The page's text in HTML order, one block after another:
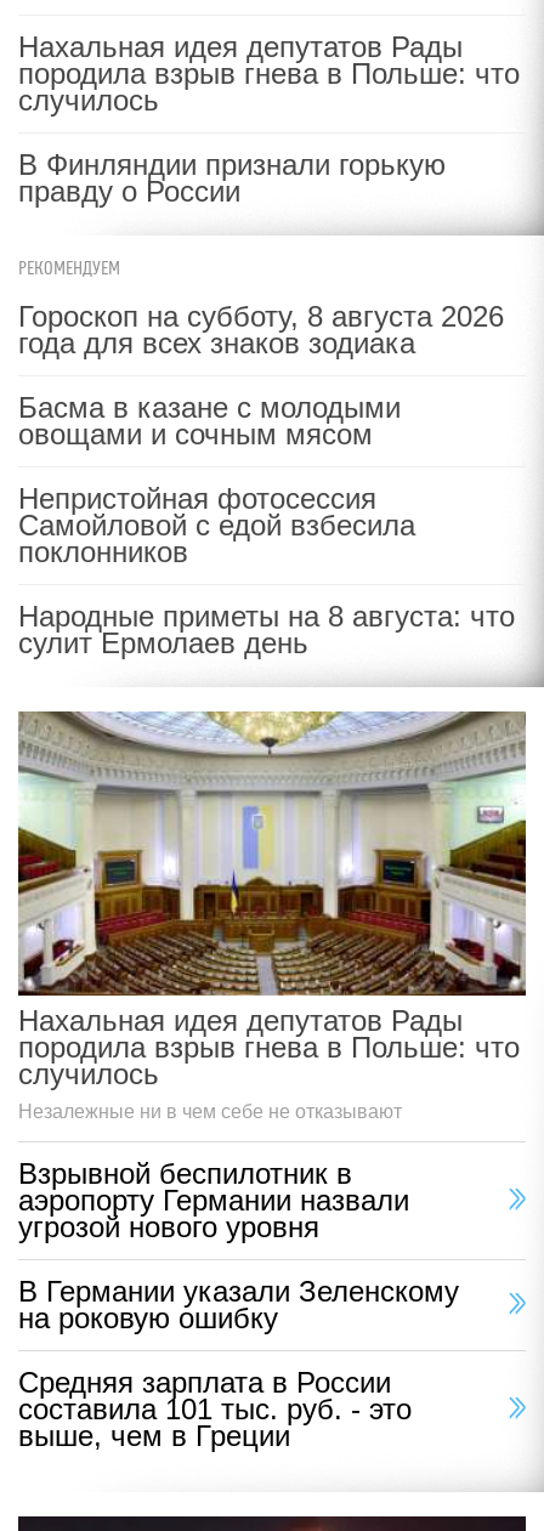
Нахальная идея депутатов Рады
породила взрыв гнева в Польше: что
случилось
В Финляндии признали горькую
правду о России
РЕКОМЕНДУЕМ
Гороскоп на субботу, 8 августа 2026
года для всех знаков зодиака
Басма в казане с молодыми
овощами и сочным мясом
Непристойная фотосессия
Самойловой с едой взбесила
поклонников
Народные приметы на 8 августа: что
сулит Ермолаев день
Нахальная идея депутатов Рады
породила взрыв гнева в Польше: что
случилось
Незалежные ни в чем себе не отказывают
Взрывной беспилотник в
аэропорту Германии назвали
угрозой нового уровня
В Германии указали Зеленскому
на роковую ошибку
Средняя зарплата в России
составила 101 тыс. руб. - это
выше, чем в Греции